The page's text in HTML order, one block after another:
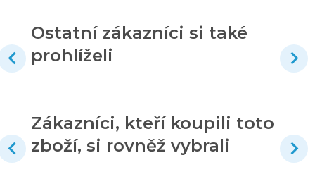
Ostatní zákazníci si také
prohlíželi
Zákazníci, kteří koupili toto
zboží, si rovněž vybrali